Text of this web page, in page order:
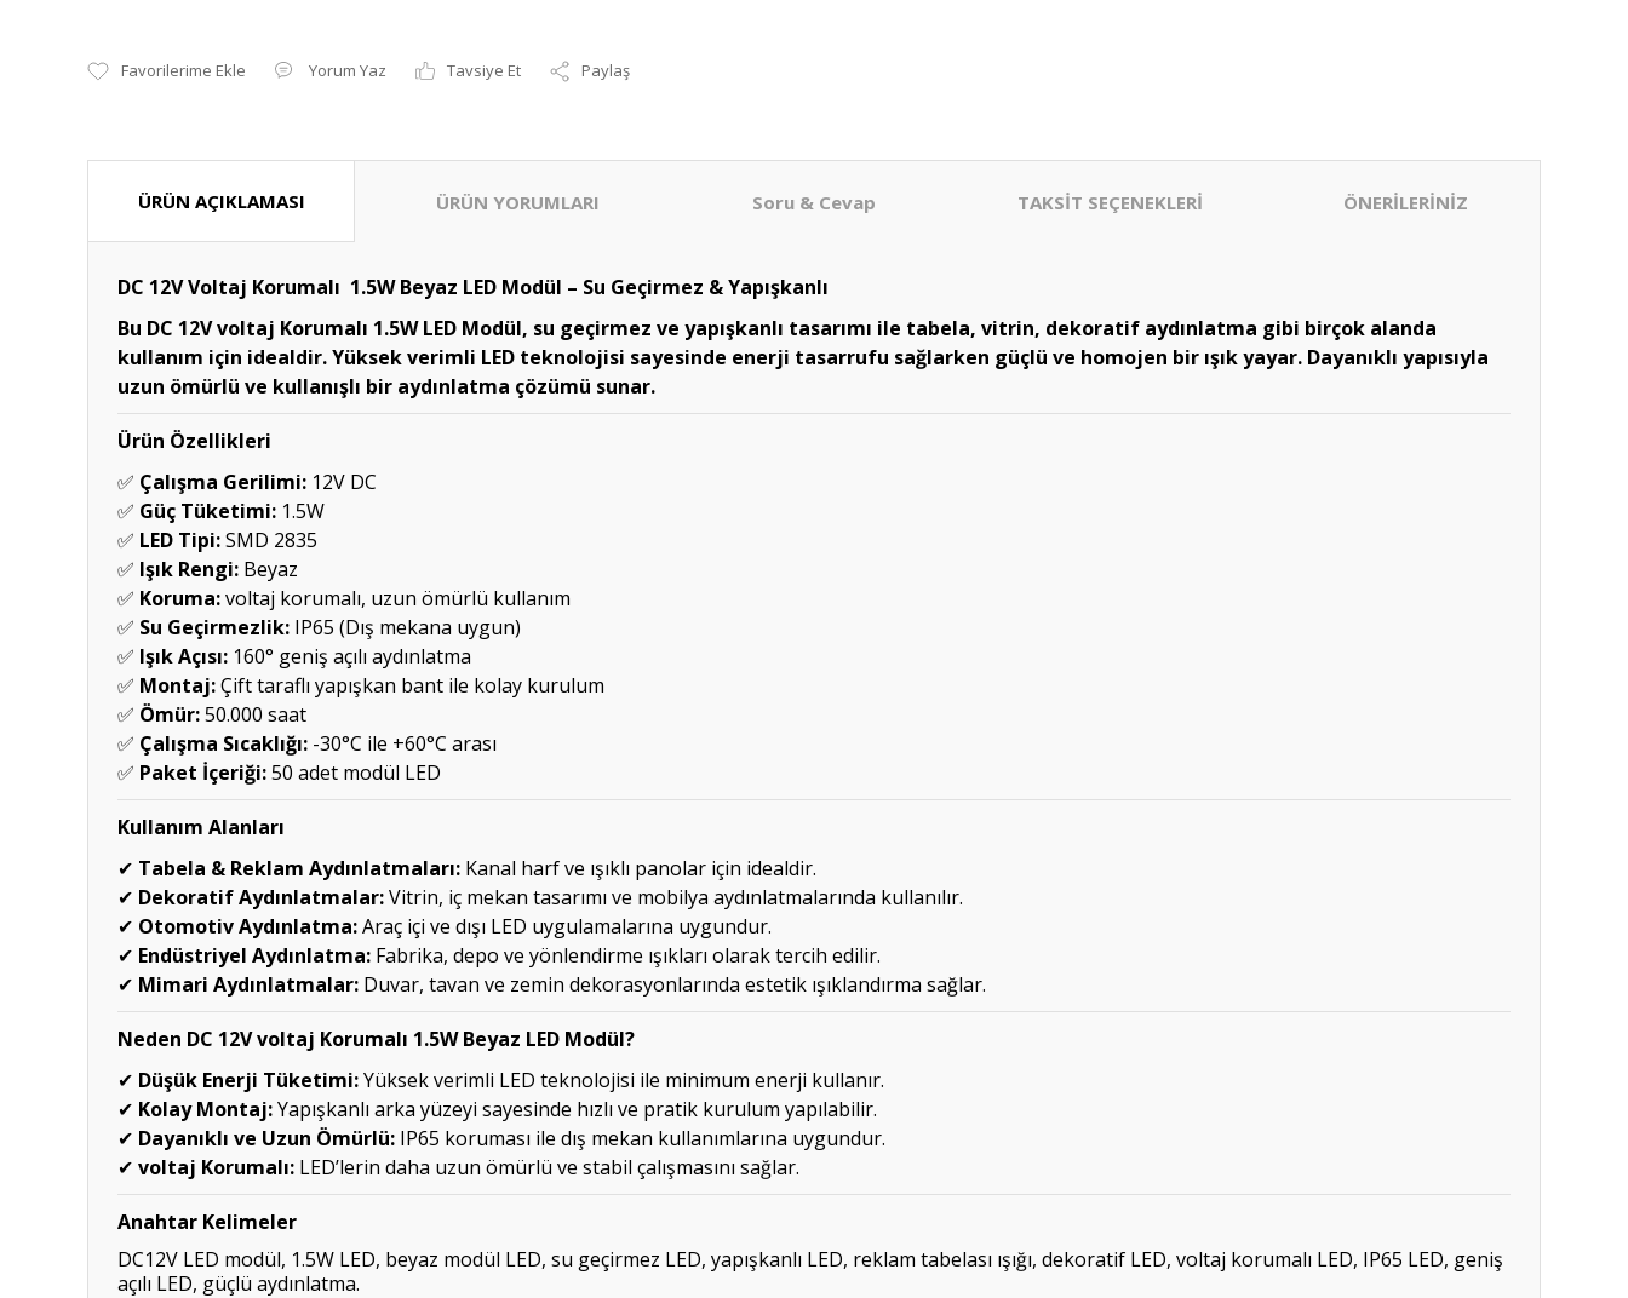
Yorum Yaz Tavsiye Et Paylaş
ÜRÜN AÇIKLAMASI ÜRÜN YORUMLARI Soru & Cevap TAKSİT SEÇENEKLERİ ÖNERİLERİNİZ
DC 12VVoltaj Korumalı 1.5W Beyaz LED Modül – Su Geçirmez & Yapışkanlı
Bu DC 12V voltaj Korumalı 1.5W LED Modül, su geçirmez ve yapışkanlı tasarımı ile tabela, vitrin, dekoratif aydınlatma gibi birçok alanda
kullanım için idealdir. Yüksek verimli LED teknolojisi sayesinde enerji tasarrufu sağlarken güçlü ve homojen bir ışık yayar. Dayanıklı yapısıyla
uzun ömürlü ve kullanışlı bir aydınlatma çözümü sunar.
Ürün Özellikleri
✅ Çalışma Gerilimi: 12V DC
✅ Güç Tüketimi: 1.5W
✅ LED Tipi:SMD 2835
✅ Işık Rengi: Beyaz
✅ Koruma:voltaj korumalı, uzun ömürlü kullanım
✅ Su Geçirmezlik: IP65 (Dış mekana uygun)
✅ Işık Açısı: 160° geniş açılı aydınlatma
✅ Montaj:Çift taraflı yapışkan bant ile kolay kurulum
✅ Ömür:50.000 saat
✅ Çalışma Sıcaklığı: -30°C ile +60°C arası
✅ Paket İçeriği:50 adet modül LED
Kullanım Alanları
✔ Tabela & Reklam Aydınlatmaları: Kanal harf ve ışıklı panolar için idealdir.
✔ Dekoratif Aydınlatmalar:Vitrin, iç mekan tasarımı ve mobilya aydınlatmalarında kullanılır.
✔ Otomotiv Aydınlatma:Araç içi ve dışı LED uygulamalarına uygundur.
✔ Endüstriyel Aydınlatma: Fabrika, depo ve yönlendirme ışıkları olarak tercih edilir.
✔ Mimari Aydınlatmalar: Duvar, tavan ve zemin dekorasyonlarında estetik ışıklandırma sağlar.
Neden DC 12V voltaj Korumalı 1.5W Beyaz LED Modül?
✔ Düşük Enerji Tüketimi:Yüksek verimli LED teknolojisi ile minimum enerji kullanır.
✔ Kolay Montaj:Yapışkanlı arka yüzeyi sayesinde hızlı ve pratik kurulum yapılabilir.
✔ Dayanıklı ve Uzun Ömürlü: IP65 koruması ile dış mekan kullanımlarına uygundur.
✔ voltaj Korumalı: LED’lerin daha uzun ömürlü ve stabil çalışmasını sağlar.
Anahtar Kelimeler
DC12V LED modül, 1.5W LED, beyaz modül LED, su geçirmez LED, yapışkanlı LED, reklam tabelası ışığı, dekoratif LED, voltaj korumalı LED, IP65 LED, geniş
açılı LED, güçlü aydınlatma.